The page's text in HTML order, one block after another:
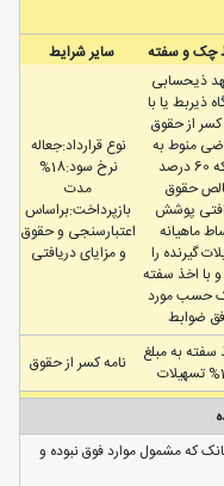
و سفته سایر شرایط
ذیحسابی
ذیربط یا با
از حقوق
منوط به
اینکه 60 درصد
حقوق
پوشش
ماهیانه
گیرنده را
اخذ سفته
حسب مورد
ضوابط
نوع قرارداد:جعاله
نرخ سود:18%
مدت
بازپرداخت:براساس
اعتبارسنجی و حقوق
و مزایای دریافتی
به مبلغ
نامه كسر از حقوق
مشمول موارد فوق نبوده و